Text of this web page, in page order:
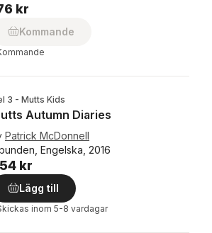
kr
Kommande
3 - Mutts Kids
Autumn Diaries
Patrick McDonnell
Engelska, 2016
kr
Lägg till
inom 5-8 vardagar